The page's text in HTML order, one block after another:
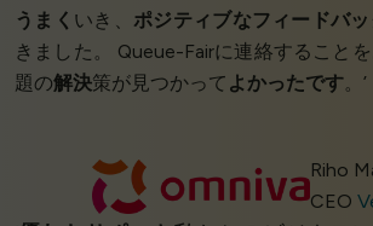
うまく いき、 ポジティブなフィードバ
きました。 Queue-Fairに連絡することを
題の解決策が見つかって よかったです。’
Riho
CEO